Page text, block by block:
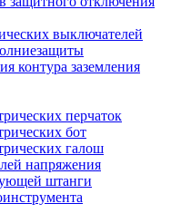
выключателей
контура заземления
перчаток
бот
галош
напряжения
штанги